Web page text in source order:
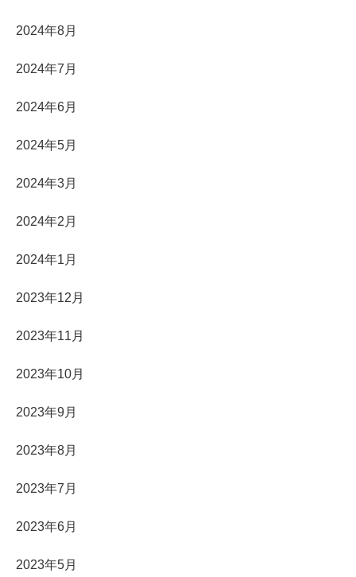
2024年8月
2024年7月
2024年6月
2024年5月
2024年3月
2024年2月
2024年1月
2023年12月
2023年11月
2023年10月
2023年9月
2023年8月
2023年7月
2023年6月
2023年5月